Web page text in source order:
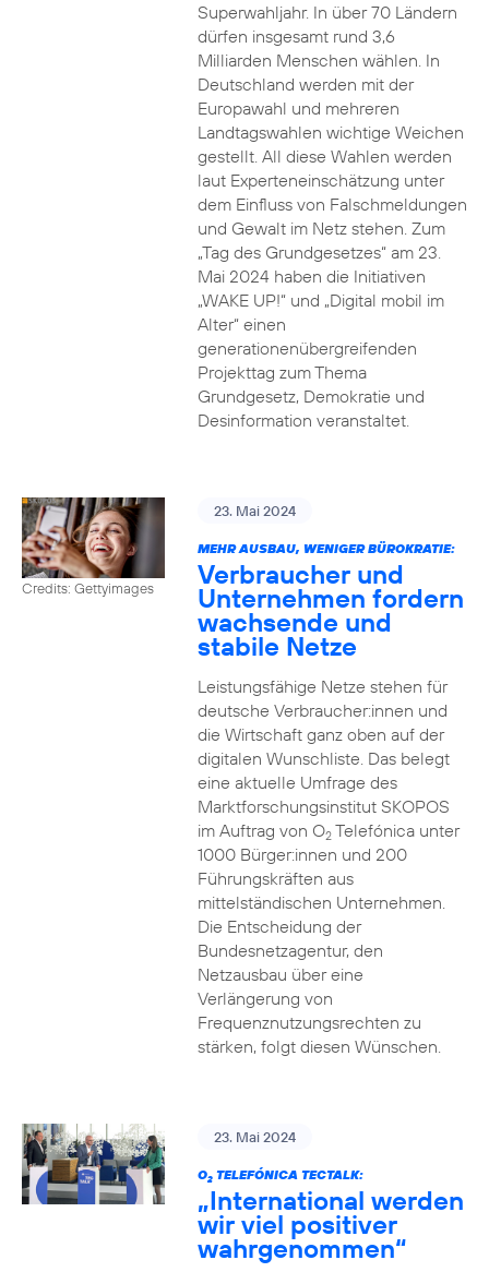
Superwahljahr. In über 70 Ländern
dürfen insgesamt rund 3,6
Milliarden Menschen wählen. In
Deutschland werden mit der
Europawahl und mehreren
Landtagswahlen wichtige Weichen
gestellt. All diese Wahlen werden
laut Experteneinschätzung unter
dem Einfluss von Falschmeldungen
und Gewalt im Netz stehen. Zum
„Tag des Grundgesetzes“ am 23.
Mai 2024 haben die Initiativen
„WAKE UP!“ und „Digital mobil im
Alter“ einen
generationenübergreifenden
Projekttag zum Thema
Grundgesetz, Demokratie und
Desinformation veranstaltet.
Credits: Gettyimages
23. Mai 2024
MEHR AUSBAU, WENIGER BÜROKRATIE:
Verbraucher und
Unternehmen fordern
wachsende und
stabile Netze
Leistungsfähige Netze stehen für
deutsche Verbraucher:innen und
die Wirtschaft ganz oben auf der
digitalen Wunschliste. Das belegt
eine aktuelle Umfrage des
Marktforschungsinstitut SKOPOS
im Auftrag von O2Telefónica unter
1000 Bürger:innen und 200
Führungskräften aus
mittelständischen Unternehmen.
Die Entscheidung der
Bundesnetzagentur, den
Netzausbau über eine
Verlängerung von
Frequenznutzungsrechten zu
stärken, folgt diesen Wünschen.
23. Mai 2024
O2TELEFÓNICA TECTALK:
„International werden
wir viel positiver
wahrgenommen“